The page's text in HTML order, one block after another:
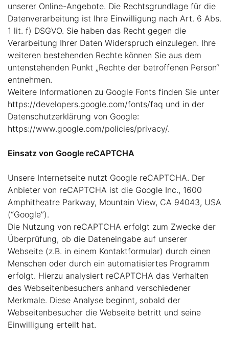
unserer Online-Angebote. Die Rechtsgrundlage für die
Datenverarbeitung ist Ihre Einwilligung nach Art. 6 Abs.
1 lit. f) DSGVO. Sie haben das Recht gegen die
Verarbeitung Ihrer Daten Widerspruch einzulegen. Ihre
weiteren bestehenden Rechte können Sie aus dem
untenstehenden Punkt „Rechte der betroffenen Person“
entnehmen.
Weitere Informationen zu Google Fonts finden Sie unter
https://developers.google.com/fonts/faq und in der
Datenschutzerklärung von Google:
https://www.google.com/policies/privacy/.
Einsatz von Google reCAPTCHA
Unsere Internetseite nutzt Google reCAPTCHA. Der
Anbieter von reCAPTCHA ist die Google Inc., 1600
Amphitheatre Parkway, Mountain View, CA 94043, USA
(“Google”).
Die Nutzung von reCAPTCHA erfolgt zum Zwecke der
Überprüfung, ob die Dateneingabe auf unserer
Webseite (z.B. in einem Kontaktformular) durch einen
Menschen oder durch ein automatisiertes Programm
erfolgt. Hierzu analysiert reCAPTCHA das Verhalten
des Webseitenbesuchers anhand verschiedener
Merkmale. Diese Analyse beginnt, sobald der
Webseitenbesucher die Webseite betritt und seine
Einwilligung erteilt hat.